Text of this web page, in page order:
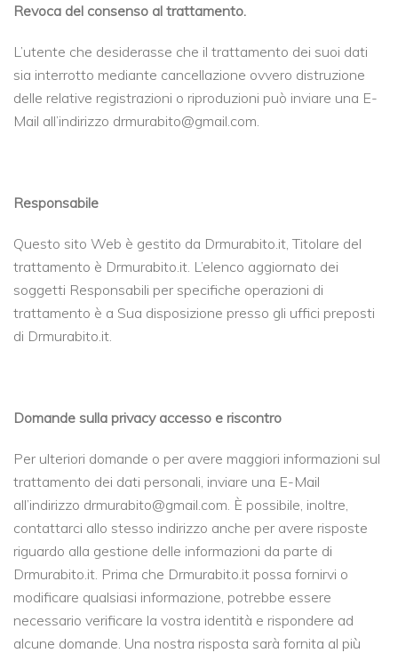
Revoca del consenso al trattamento.
L’utente che desiderasse che il trattamento dei suoi dati
sia interrotto mediante cancellazione ovvero distruzione
delle relative registrazioni o riproduzioni può inviare una E-
Mail all’indirizzo drmurabito@gmail.com.
Responsabile
Questo sito Web è gestito da Drmurabito.it, Titolare del
trattamento è Drmurabito.it. L’elenco aggiornato dei
soggetti Responsabili per specifiche operazioni di
trattamento è a Sua disposizione presso gli uffici preposti
di Drmurabito.it.
Domande sulla privacy accesso e riscontro
Per ulteriori domande o per avere maggiori informazioni sul
trattamento dei dati personali, inviare una E-Mail
all’indirizzo drmurabito@gmail.com. È possibile, inoltre,
contattarci allo stesso indirizzo anche per avere risposte
riguardo alla gestione delle informazioni da parte di
Drmurabito.it. Prima che Drmurabito.it possa fornirvi o
modificare qualsiasi informazione, potrebbe essere
necessario verificare la vostra identità e rispondere ad
alcune domande. Una nostra risposta sarà fornita al più